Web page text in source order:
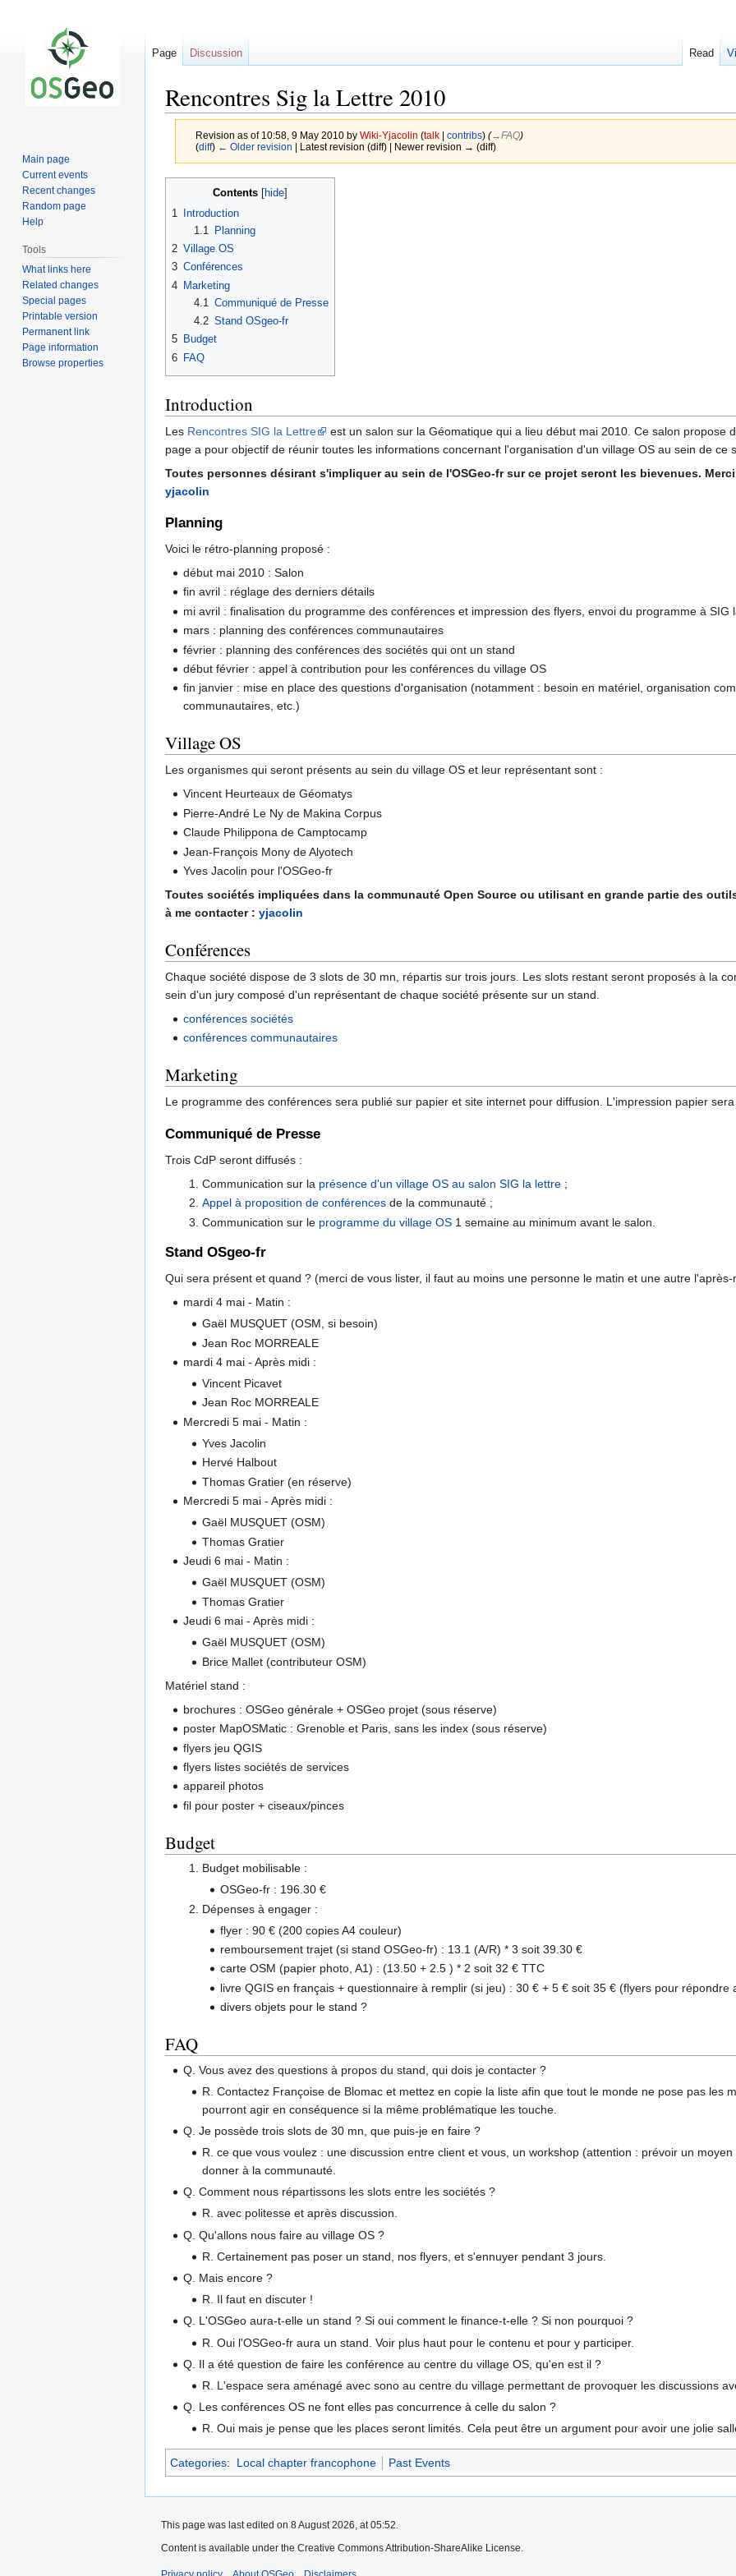
Rencontres Sig la Lettre 2010
Revision as of 10:58, 9 May 2010 by Wiki-Yjacolin (talk| contribs) (→‎FAQ)
(diff) ← Older revision | Latest revision (diff) | Newer revision → (diff)
Contents
1
Introduction
1.1
Planning
2 Village OS
3 Conférences
4 Marketing
4.1 Communiqué de Presse
4.2 Stand OSgeo-fr
5 Budget
6 FAQ
Introduction
Les Rencontres SIG la Lettre
est un salon sur la Géomatique qui a lieu début mai 2010. Ce salon
page a pour objectif de réunir toutes les informations concernant l'organisation d'un village OS au sein de ce
Toutes personnes désirant s'impliquer au sein de l'OSGeo-fr sur ce projet seront les bievenues.
yjacolin
Planning
Voici le rétro-planning proposé :
début mai 2010 : Salon
fin avril : réglage des derniers détails
mi avril : finalisation du programme des conférences et impression des flyers, envoi du programme à SIG
mars : planning des conférences communautaires
février : planning des conférences des sociétés qui ont un stand
début février : appel à contribution pour les conférences du village OS
fin janvier : mise en place des questions d'organisation (notamment : besoin en matériel, organisation
communautaires, etc.)
Village OS
Les organismes qui seront présents au sein du village OS et leur représentant sont :
Vincent Heurteaux de Géomatys
Pierre-André Le Ny de Makina Corpus
Claude Philippona de Camptocamp
Jean-François Mony de Alyotech
Yves Jacolin pour l'OSGeo-fr
Toutes sociétés impliquées dans la communauté Open Source ou utilisant en grande partie des
à me contacter : yjacolin
Conférences
Chaque société dispose de 3 slots de 30 mn, répartis sur trois jours. Les slots restant seront proposés à la
sein d'un jury composé d'un représentant de chaque société présente sur un stand.
conférences sociétés
conférences communautaires
Marketing
Le programme des conférences sera publié sur papier et site internet pour diffusion. L'impression papier
Communiqué de Presse
Trois CdP seront diffusés :
Communication sur la présence d'un village OS au salon SIG la lettre;
Appel à proposition de conférencesde la communauté ;
Communication sur le programme du village OS1 semaine au minimum avant le salon.
Stand OSgeo-fr
Qui sera présent et quand ? (merci de vous lister, il faut au moins une personne le matin et une autre l'après-
mardi 4 mai - Matin :
Gaël MUSQUET (OSM, si besoin)
Jean Roc MORREALE
mardi 4 mai - Après midi :
Vincent Picavet
Jean Roc MORREALE
Mercredi 5 mai - Matin :
Yves Jacolin
Hervé Halbout
Thomas Gratier (en réserve)
Mercredi 5 mai - Après midi :
Gaël MUSQUET (OSM)
Thomas Gratier
Jeudi 6 mai - Matin :
Gaël MUSQUET (OSM)
Thomas Gratier
Jeudi 6 mai - Après midi :
Gaël MUSQUET (OSM)
Brice Mallet (contributeur OSM)
Matériel stand :
brochures : OSGeo générale + OSGeo projet (sous réserve)
poster MapOSMatic : Grenoble et Paris, sans les index (sous réserve)
flyers jeu QGIS
flyers listes sociétés de services
appareil photos
fil pour poster + ciseaux/pinces
Budget
Budget mobilisable :
OSGeo-fr : 196.30 €
Dépenses à engager :
flyer : 90 € (200 copies A4 couleur)
remboursement trajet (si stand OSGeo-fr) : 13.1 (A/R) * 3 soit 39.30 €
carte OSM (papier photo, A1) : (13.50 + 2.5 ) * 2 soit 32 € TTC
livre QGIS en français + questionnaire à remplir (si jeu) : 30 € + 5 € soit 35 € (flyers pour répondre
divers objets pour le stand ?
FAQ
Q. Vous avez des questions à propos du stand, qui dois je contacter ?
R. Contactez Françoise de Blomac et mettez en copie la liste afin que tout le monde ne pose pas les
pourront agir en conséquence si la même problématique les touche.
Q. Je possède trois slots de 30 mn, que puis-je en faire ?
R. ce que vous voulez : une discussion entre client et vous, un workshop (attention : prévoir un
donner à la communauté.
Q. Comment nous répartissons les slots entre les sociétés ?
R. avec politesse et après discussion.
Q. Qu'allons nous faire au village OS ?
R. Certainement pas poser un stand, nos flyers, et s'ennuyer pendant 3 jours.
Q. Mais encore ?
R. Il faut en discuter !
Q. L'OSGeo aura-t-elle un stand ? Si oui comment le finance-t-elle ? Si non pourquoi ?
R. Oui l'OSGeo-fr aura un stand. Voir plus haut pour le contenu et pour y participer.
Q. Il a été question de faire les conférence au centre du village OS, qu'en est il ?
R. L'espace sera aménagé avec sono au centre du village permettant de provoquer les discussions
Q. Les conférences OS ne font elles pas concurrence à celle du salon ?
R. Oui mais je pense que les places seront limités. Cela peut être un argument pour avoir une jolie
Categories: Local chapter francophone Past Events
Page Discussion Read
Main page
Current events
Recent changes
Random page
Help
Tools
What links here
Related changes
Special pages
Printable version
Permanent link
Page information
Browse properties
This page was last edited on 8 August 2026, at 05:52.
Content is available under the Creative Commons Attribution-ShareAlike License.